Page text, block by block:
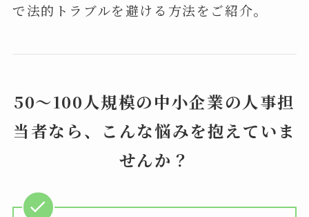
で法的トラブルを避ける方法をご紹介。
50～100人規模の中小企業の人事担
当者なら、こんな悩みを抱えていま
せんか？